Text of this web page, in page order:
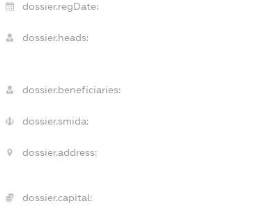
dossier.regDate:
dossier.heads:
dossier.beneficiaries:
dossier.smida:
dossier.address:
dossier.capital: